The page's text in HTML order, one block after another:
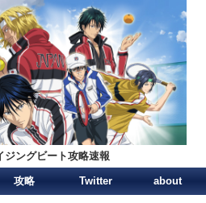
ジングビート攻略速報
攻略 Twitter about